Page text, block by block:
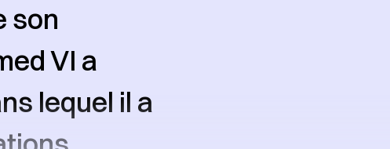
son
VI a
lequel il a